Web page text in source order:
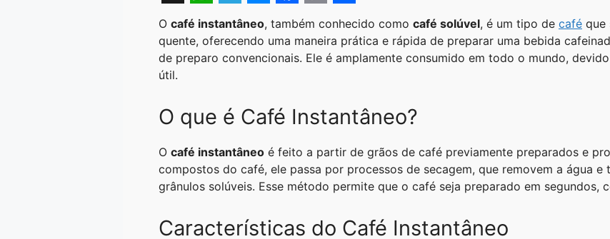
X W
h
a
s
A
p
p
T
e
l
g
r
a
m
M
e
s
e
n
g
e
r
F
a
c
b
o
o
k
C
o
p
L
i
n
k
S
h
a
e
O café instantâneo, também conhecido como café solúvel, é um tipo de café que
quente, oferecendo uma maneira prática e rápida de preparar uma bebida
de preparo convencionais. Ele é amplamente consumido em todo o mundo,
útil.
O que é Café Instantâneo?
O café instantâneo é feito a partir de grãos de café previamente preparados e
compostos do café, ele passa por processos de secagem, que removem a água
grânulos solúveis. Esse método permite que o café seja preparado em segundos,
Características do Café Instantâneo